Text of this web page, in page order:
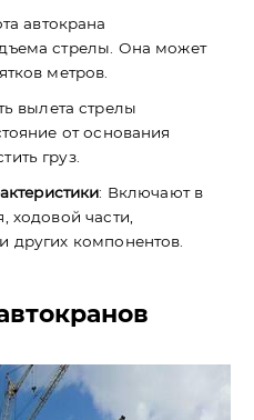
автокрана
стрелы. Она может
метров.
вылета стрелы
от основания
груз.
: Включают в
ходовой части,
других компонентов.